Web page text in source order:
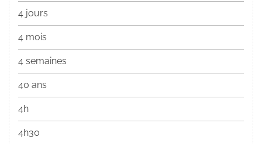
4 jours
4 mois
4 semaines
40 ans
4h
4h30